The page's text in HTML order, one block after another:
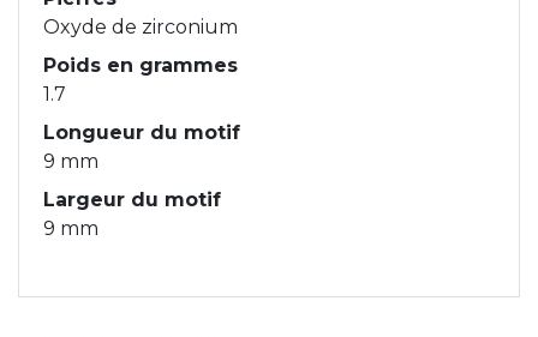
Oxyde de zirconium
Poids en grammes
1.7
Longueur du motif
9 mm
Largeur du motif
9 mm